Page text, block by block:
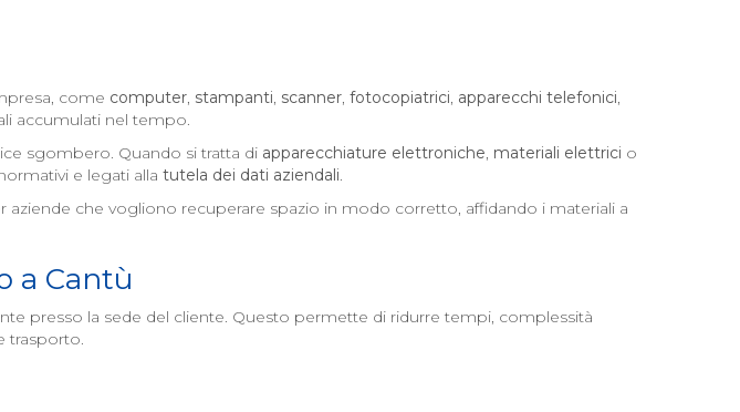
come computer, stampanti, scanner, fotocopiatrici, apparecchi telefonici,
accumulati nel tempo.
sgombero. Quando si tratta di apparecchiature elettroniche, materiali elettrici o
e legati alla tutela dei dati aziendali.
aziende che vogliono recuperare spazio in modo corretto, affidando i materiali a
a Cantù
presso la sede del cliente. Questo permette di ridurre tempi, complessità
trasporto.